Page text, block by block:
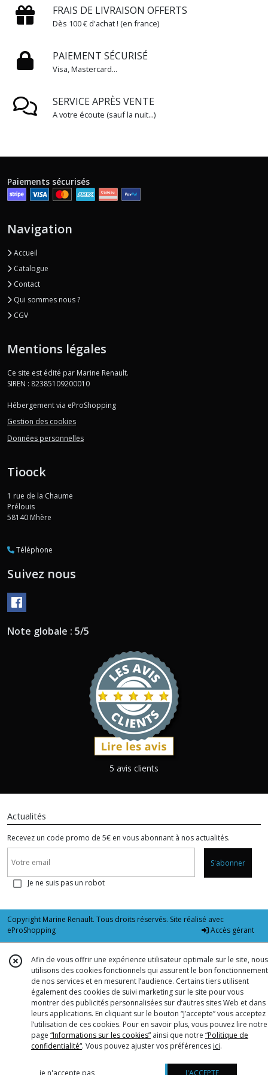
FRAIS DE LIVRAISON OFFERTS
Dès 100 € d'achat ! (en france)
PAIEMENT SÉCURISÉ
Visa, Mastercard...
SERVICE APRÈS VENTE
A votre écoute (sauf la nuit...)
(1)
(1)
Sabots
(11)
Soins
Vitalité
les
Paiements sécurisés
Navigation
Accueil
Catalogue
Contact
Qui sommes nous ?
CGV
Mentions légales
Ce site est édité par Marine Renault.
SIREN : 82385109200010
Hébergement via eProShopping
Gestion des cookies
Données personnelles
Tioock
1 rue de la Chaume
Prélouis
58140 Mhère
Téléphone
Suivez nous
Note globale : 5/5
5 avis clients
Actualités
Recevez un code promo de 5€ en vous abonnant à nos actualités.
S'abonner
Je ne suis pas un robot
Copyright Marine Renault. Tous droits réservés. Site réalisé avec
eProShopping
Accès gérant
Afin de vous offrir une expérience utilisateur optimale sur le site, nous
utilisons des cookies fonctionnels qui assurent le bon fonctionnement
de nos services et en mesurent l’audience. Certains tiers utilisent
également des cookies de suivi marketing sur le site pour vous
montrer des publicités personnalisées sur d’autres sites Web et dans
leurs applications. En cliquant sur le bouton “J’accepte” vous acceptez
l’utilisation de ces cookies. Pour en savoir plus, vous pouvez lire notre
page “Informations sur les cookies” ainsi que notre “Politique de
confidentialité“. Vous pouvez ajuster vos préférences ici.
je n'accepte pas J'ACCEPTE